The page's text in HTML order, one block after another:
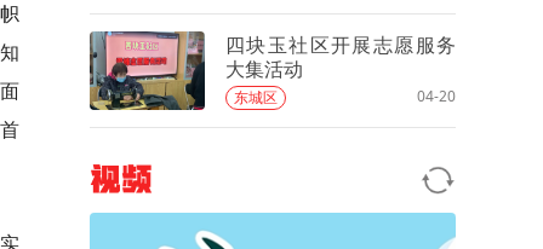
四块玉社区开展志愿服务
大集活动
东城区 04-20
视频